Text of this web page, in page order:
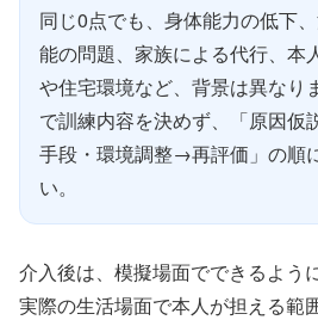
同じ0点でも、身体能力の低下
能の問題、家族による代行、本
や住宅環境など、背景は異なり
で訓練内容を決めず、「原因
手段・環境調整→再評価」の順
い。
介入後は、模擬場面でできるよう
実際の生活場面で本人が担える範